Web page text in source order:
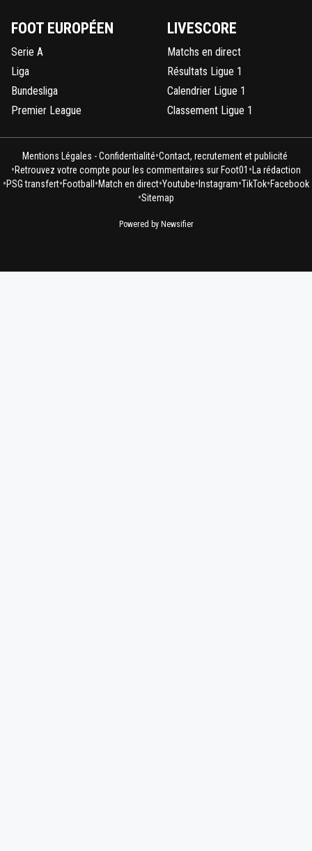
FOOT EUROPÉEN
Serie A
Liga
Bundesliga
Premier League
LIVESCORE
Matchs en direct
Résultats Ligue 1
Calendrier Ligue 1
Classement Ligue 1
Mentions Légales - Confidentialité•Contact, recrutement et publicité
•Retrouvez votre compte pour les commentaires sur Foot01 • La rédaction
•PSG transfert•Football •Match en direct•Youtube• Instagram•TikTok•Facebook
•Sitemap
Powered by Newsifier